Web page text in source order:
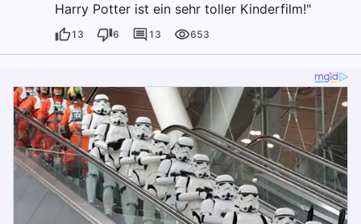
Harry Potter ist ein sehr toller Kinderfilm!"
13 6 13 653